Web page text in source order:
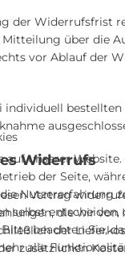
der Widerrufsfrist
Mitteilung über die
vor Ablauf der
individuell
Widerrufs
Vertrag
die wir von
der
zusätzlichen
auf unserer
der Seite,
Nutzererfahrung
selbst entscheiden,
beachten Sie,
alle